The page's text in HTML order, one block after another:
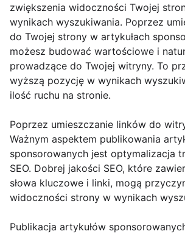
zwiększenia widoczności Twojej
wynikach wyszukiwania. Poprzez
do Twojej strony w artykułach
możesz budować wartościowe i
prowadzące do Twojej witryny. To
wyższą pozycję w wynikach
ilość ruchu na stronie.
Poprzez umieszczanie linków do
Ważnym aspektem publikowania
sponsorowanych jest optymalizacja
SEO. Dobrej jakości SEO, które
słowa kluczowe i linki, mogą
widoczności strony w wynikach
Publikacja artykułów